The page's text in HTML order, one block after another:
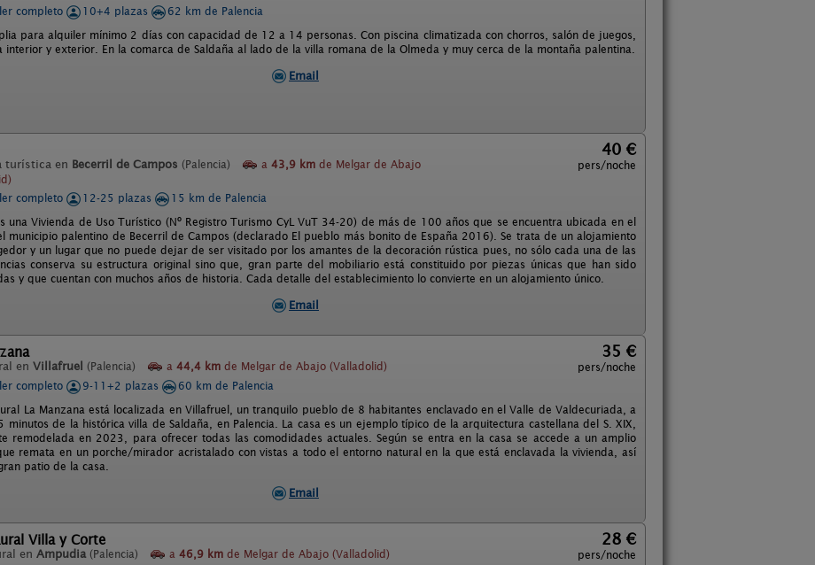
completo
10+4 plazas
62 km de Palencia
para alquiler mínimo 2 días con capacidad de 12 a 14 personas. Con piscina climatizada con chorros, salón de juegos,
interior y exterior. En la comarca de Saldaña al lado de la villa romana de la Olmeda y muy cerca de la montaña palentina.
Email
turística en Becerril de Campos (Palencia) a 43,9 km de Melgar de Abajo
40 €
pers/noche
completo 12-25 plazas
15 km de Palencia
una Vivienda de Uso Turístico (Nº Registro Turismo CyL VuT 34-20) de más de 100 años que se encuentra ubicada en el
municipio palentino de Becerril de Campos (declarado El pueblo más bonito de España 2016). Se trata de un alojamiento
y un lugar que no puede dejar de ser visitado por los amantes de la decoración rústica pues, no sólo cada una de las
conserva su estructura original sino que, gran parte del mobiliario está constituido por piezas únicas que han sido
y que cuentan con muchos años de historia. Cada detalle del establecimiento lo convierte en un alojamiento único.
Email
en Villafruel (Palencia) a 44,4 km de Melgar de Abajo (Valladolid)
35 €
pers/noche
completo
9-11+2 plazas
60 km de Palencia
La Manzana está localizada en Villafruel, un tranquilo pueblo de 8 habitantes enclavado en el Valle de Valdecuriada, a
minutos de la histórica villa de Saldaña, en Palencia. La casa es un ejemplo típico de la arquitectura castellana del S. XIX,
remodelada en 2023, para ofrecer todas las comodidades actuales. Según se entra en la casa se accede a un amplio
remata en un porche/mirador acristalado con vistas a todo el entorno natural en la que está enclavada la vivienda, así
patio de la casa.
Email
Villa y Corte
en Ampudia (Palencia) a 46,9 km de Melgar de Abajo (Valladolid)
28 €
pers/noche